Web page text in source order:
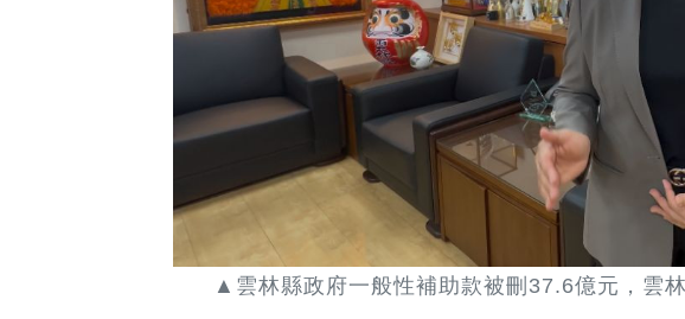
▲雲林縣政府一般性補助款被刪37.6億元，雲